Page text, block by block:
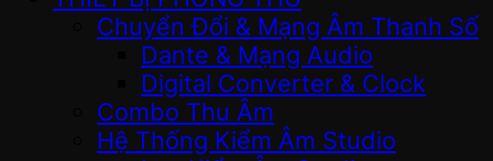
Chuyển Đổi & Mạng Âm Thanh Số
Dante & Mạng Audio
Digital Converter & Clock
Combo Thu Âm
Hệ Thống Kiểm Âm Studio